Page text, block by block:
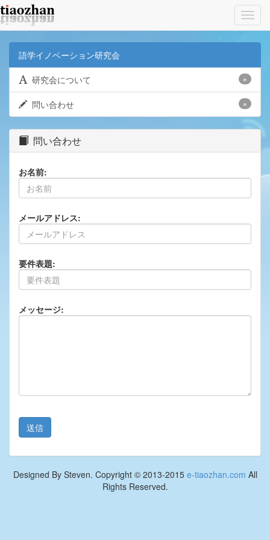
語学イノベーション研究会
研究会について »
問い合わせ »
問い合わせ
お名前:
メールアドレス:
要件表題:
メッセージ:
Designed By Steven. Copyright © 2013-2015 e-tiaozhan.com All
Rights Reserved.